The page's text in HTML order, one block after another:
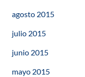
agosto 2015
julio 2015
junio 2015
mayo 2015